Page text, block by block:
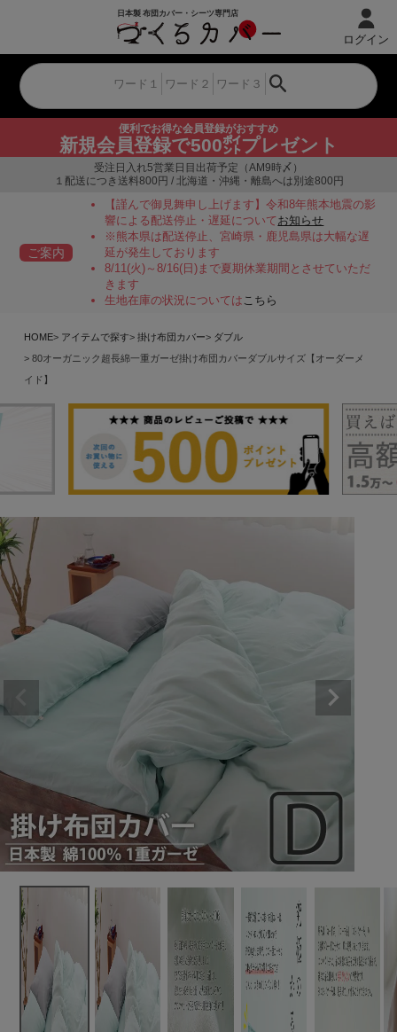
便利でお得な会員登録がおすすめ
新規会員登録で500㌽プレゼント
ログイン
受注日入れ5営業日目出荷予定（AM9時〆）
１配送につき送料800円 / 北海道・沖縄・離島へは別途800円
ご案内
【謹んで御見舞申し上げます】令和8年熊本地震の影
響による配送停止・遅延についてお知らせ
※熊本県は配送停止、宮崎県・鹿児島県は大幅な遅
延が発生しております
8/11(火)～8/16(日)まで夏期休業期間とさせていただ
きます
生地在庫の状況についてはこちら
HOME アイテムで探す 掛け布団カバー
ダブル
80オーガニック超長綿一重ガーゼ掛け布団カバーダブルサイズ【オーダーメ
イド】